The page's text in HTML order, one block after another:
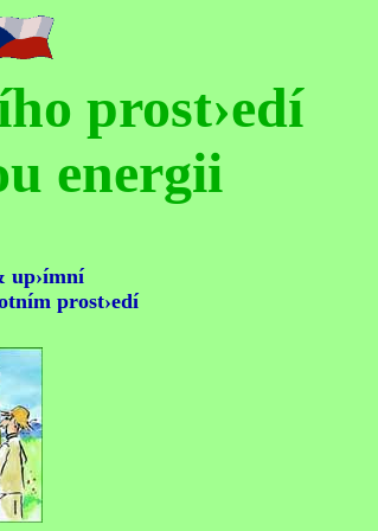
prost›edí
energii
up›ímní
prost›edí